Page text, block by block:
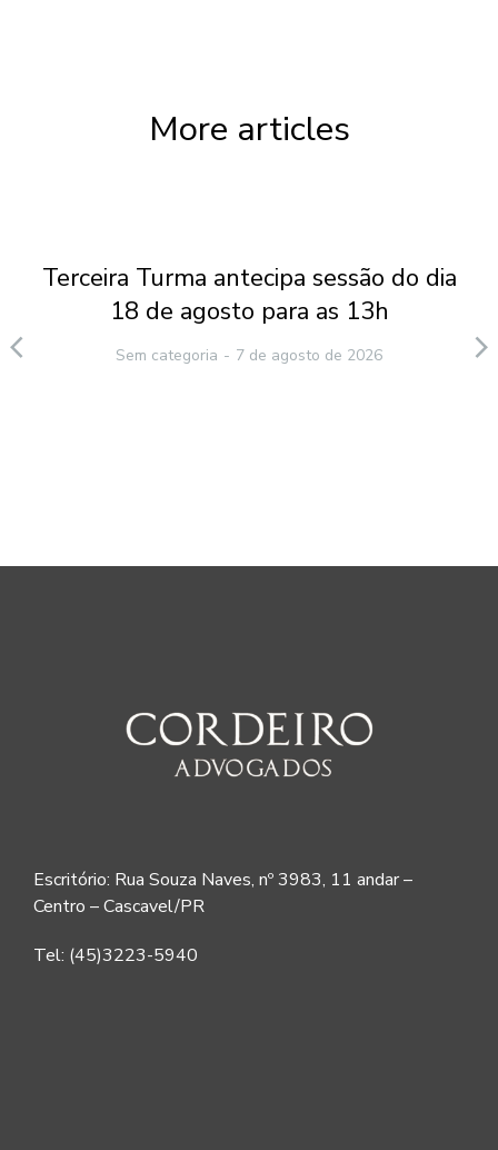
More articles
Terceira Turma antecipa sessão do dia
18 de agosto para as 13h
Sem categoria 7 de agosto de 2026
Escritório: Rua Souza Naves, nº 3983, 11 andar –
Centro – Cascavel/PR
Tel: (45)3223-5940